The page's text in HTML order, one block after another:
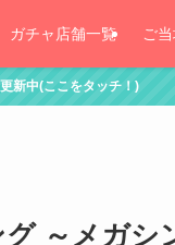
ガチャ店舗一覧 ご
！)
～メガシ